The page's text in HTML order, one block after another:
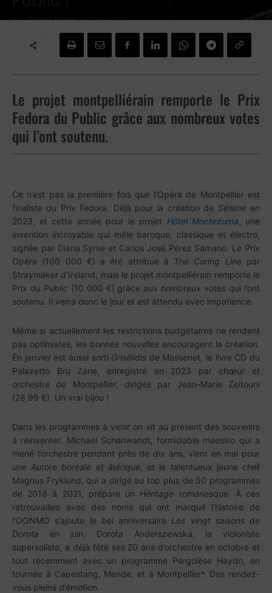
Par Michele Fizaine - 29 avril 2025
Le projet montpelliérain remporte le Prix
Fedora du Public grâce aux nombreux votes
qui l’ont soutenu.
Ce n’est pas la première fois que l’Opéra de Montpellier est
finaliste du Prix Fedora. Déjà pour la création de Séismeen
2023, et cette année pour le projet Hôtel Moctezuma , une
invention incroyable qui mêle baroque, classique et électro,
signée par Diana Syrse et Carlos José Pérez Sámano. Le Prix
Opéra (100 000 €) a été attribué à
The Curing Linepar
Straymaker d’Ireland, mais le projet montpelliérain remporte le
Prix du Public (10 000 €) grâce aux nombreux votes qui l’ont
soutenu. Il verra donc le jour et est attendu avec impatience.
Même si actuellement les restrictions budgétaires ne rendent
pas optimistes, les bonnes nouvelles encouragent la création.
En janvier est aussi sorti Grisélidis de Massenet, le livre CD du
Palazetto Bru Zane, enregistré en 2023 par chœur et
orchestre de Montpellier, dirigés par Jean-Marie Zeitouni
(28,99 €). Un vrai bijou !
Dans les programmes à venir on vit au présent des souvenirs
à réinventer. Michael Schønwandt, formidable maestro qui a
mené l’orchestre pendant près de dix ans, vient en mai pour
uneAurore boréale et ibérique, et le talentueux jeune chef
Magnus Fryklund, qui a dirigé au top plus de 50 programmes
de 2018 à 2021, prépare un Héritage romanesque. À ces
retrouvailles avec des noms qui ont marqué l’histoire de
l’OONMO s’ajoute le bel anniversaire Les vingt saisons de
Dorota en juin. Dorota Anderszewska, la violoniste
supersoliste, a déjà fêté ses 20 ans d’orchestre en octobre et
tout récemment avec un programme Pergolèse Haydn, en
tournée à Capestang, Mende, et à Montpellier*. Des rendez-
vous pleins d’émotion.